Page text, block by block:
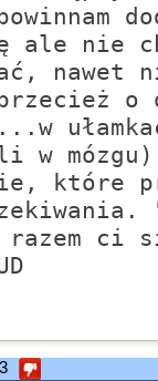
ale nie
nawet
o
w
które
razem ci